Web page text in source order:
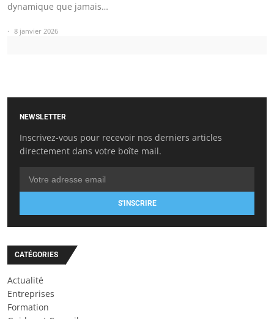
dynamique que jamais…
8 janvier 2026
NEWSLETTER
Inscrivez-vous pour recevoir nos derniers articles
directement dans votre boîte mail.
S'INSCRIRE
CATÉGORIES
Actualité
Entreprises
Formation